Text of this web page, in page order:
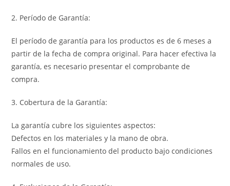
2. Período de Garantía:
El período de garantía para los productos es de 6 meses a
partir de la fecha de compra original. Para hacer efectiva la
garantía, es necesario presentar el comprobante de
compra.
3. Cobertura de la Garantía:
La garantía cubre los siguientes aspectos:
Defectos en los materiales y la mano de obra.
Fallos en el funcionamiento del producto bajo condiciones
normales de uso.